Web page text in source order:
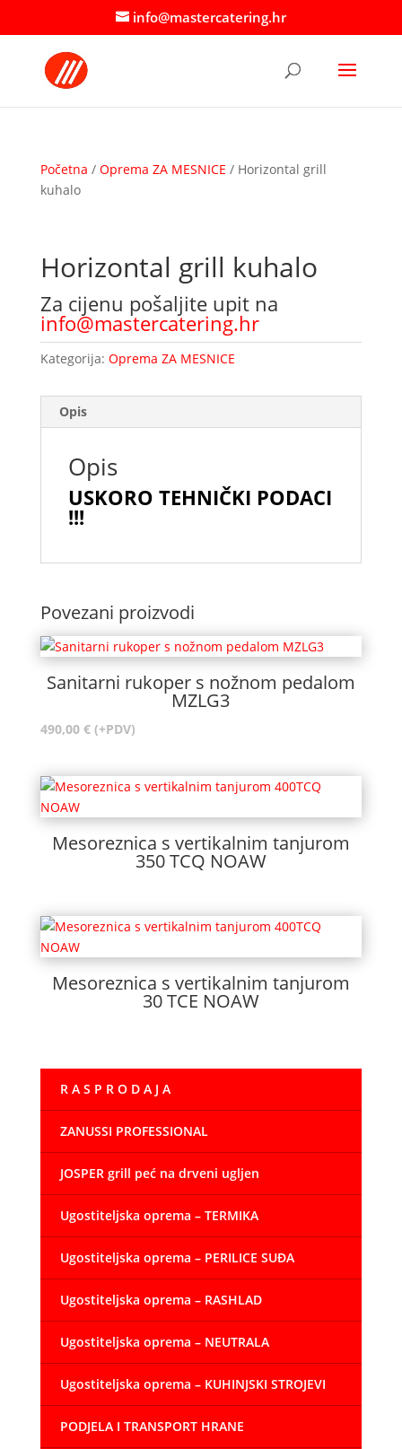
info@mastercatering.hr
Početna / Oprema ZA MESNICE / Horizontal grill
kuhalo
Horizontal grill kuhalo
Za cijenu pošaljite upit na
info@mastercatering.hr
Kategorija: Oprema ZA MESNICE
Opis
Opis
USKORO TEHNIČKI PODACI
!!!
Povezani proizvodi
Sanitarni rukoper s nožnom pedalom
MZLG3
490,00 € (+PDV)
Mesoreznica s vertikalnim tanjurom
350 TCQ NOAW
Mesoreznica s vertikalnim tanjurom
30 TCE NOAW
R A S P R O D A J A
ZANUSSI PROFESSIONAL
JOSPER grill peć na drveni ugljen
Ugostiteljska oprema – TERMIKA
Ugostiteljska oprema – PERILICE SUĐA
Ugostiteljska oprema – RASHLAD
Ugostiteljska oprema – NEUTRALA
Ugostiteljska oprema – KUHINJSKI STROJEVI
PODJELA I TRANSPORT HRANE